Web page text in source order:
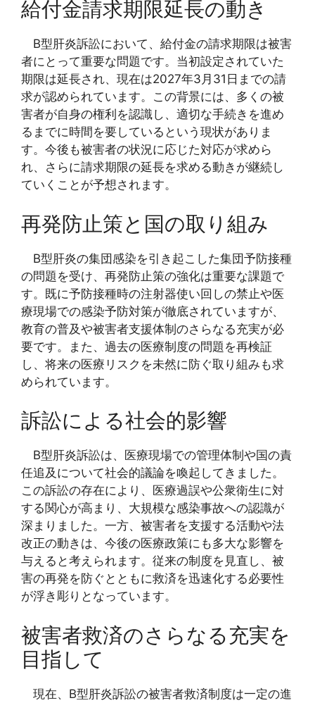
給付金請求期限延長の動き
B型肝炎訴訟において、給付金の請求期限は被害
者にとって重要な問題です。当初設定されていた
期限は延長され、現在は2027年3月31日までの請
求が認められています。この背景には、多くの被
害者が自身の権利を認識し、適切な手続きを進め
るまでに時間を要しているという現状がありま
す。今後も被害者の状況に応じた対応が求めら
れ、さらに請求期限の延長を求める動きが継続し
ていくことが予想されます。
再発防止策と国の取り組み
B型肝炎の集団感染を引き起こした集団予防接種
の問題を受け、再発防止策の強化は重要な課題で
す。既に予防接種時の注射器使い回しの禁止や医
療現場での感染予防対策が徹底されていますが、
教育の普及や被害者支援体制のさらなる充実が必
要です。また、過去の医療制度の問題を再検証
し、将来の医療リスクを未然に防ぐ取り組みも求
められています。
訴訟による社会的影響
B型肝炎訴訟は、医療現場での管理体制や国の責
任追及について社会的議論を喚起してきました。
この訴訟の存在により、医療過誤や公衆衛生に対
する関心が高まり、大規模な感染事故への認識が
深まりました。一方、被害者を支援する活動や法
改正の動きは、今後の医療政策にも多大な影響を
与えると考えられます。従来の制度を見直し、被
害の再発を防ぐとともに救済を迅速化する必要性
が浮き彫りとなっています。
被害者救済のさらなる充実を
目指して
現在、B型肝炎訴訟の被害者救済制度は一定の進